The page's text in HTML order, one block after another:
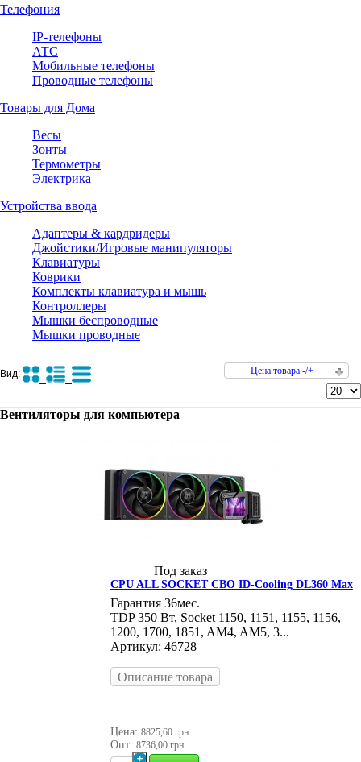
Телефония
IP-телефоны
АТС
Мобильные телефоны
Проводные телефоны
Товары для Дома
Весы
Зонты
Термометры
Электрика
Устройства ввода
Адаптеры & кардридеры
Джойстики/Игровые манипуляторы
Клавиатуры
Коврики
Комплекты клавиатура и мышь
Контроллеры
Мышки беспроводные
Мышки проводные
Вид: Цена товара -/+
Вентиляторы для компьютера
Под заказ
CPU ALL SOCKET СВО ID-Cooling DL360 Max
Гарантия 36мес.
TDP 350 Вт, Socket 1150, 1151, 1155, 1156,
1200, 1700, 1851, AM4, AM5, 3...
Артикул: 46728
Описание товара
Цена: 8825,60 грн.
Опт: 8736,00 грн.